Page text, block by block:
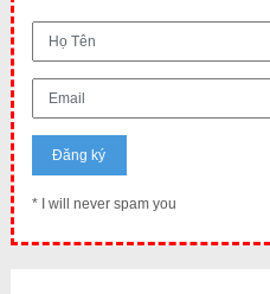
* I will never spam you